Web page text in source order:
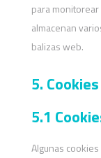
para
almacenan
balizas web.
5. Cookies
5.1
Algunas